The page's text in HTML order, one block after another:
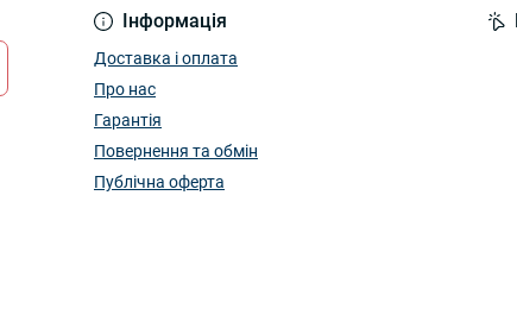
Інформація
Доставка і оплата
Про нас
Гарантія
Повернення та обмін
Публічна оферта